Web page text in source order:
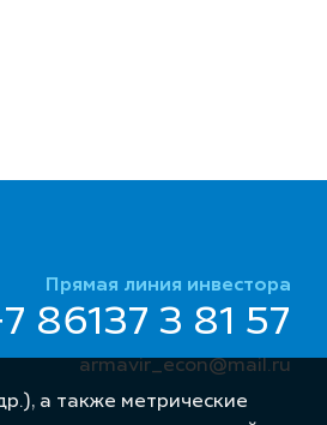
Прямая линия инвестора
86137 3 81 57
armavir_econ@mail.ru
а также метрические